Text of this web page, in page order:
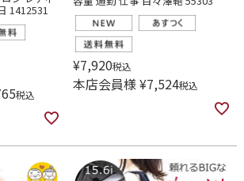
1412531
税込
¥7,920税込
本店会員様¥7,524税込